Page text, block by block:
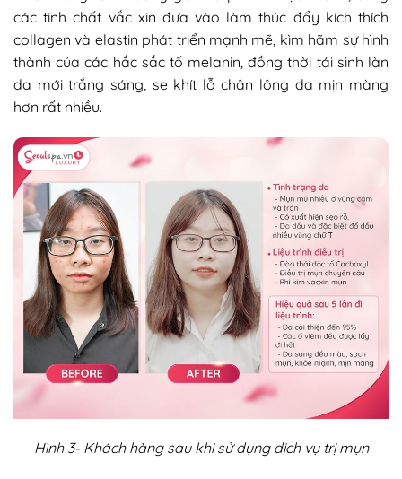
các tinh chất vắc xin đưa vào làm thúc đẩy kích thích
collagen và elastin phát triển mạnh mẽ, kìm hãm sự hình
thành của các hắc sắc tố melanin, đồng thời tái sinh làn
da mới trắng sáng, se khít lỗ chân lông da mịn màng
hơn rất nhiều.
Hình 3- Khách hàng sau khi sử dụng dịch vụ trị mụn